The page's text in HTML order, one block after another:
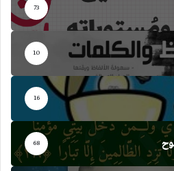
73
10
16
68